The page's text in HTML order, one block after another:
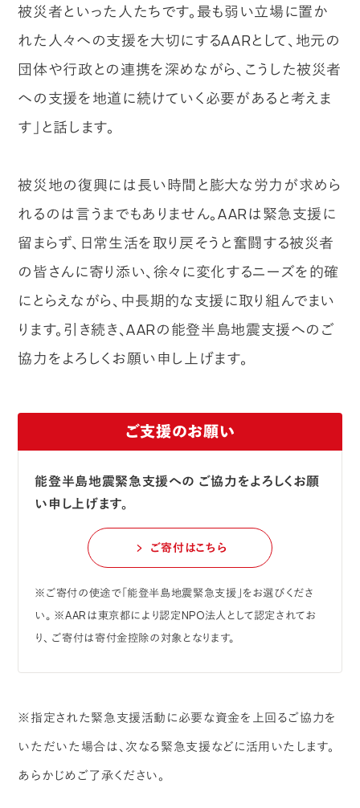
被災者といった人たちです。最も弱い立場に置か
れた人々への支援を大切にするAARとして、地元の
団体や行政との連携を深めながら、こうした被災者
への支援を地道に続けていく必要があると考えま
す」と話します。
被災地の復興には長い時間と膨大な労力が求めら
れるのは言うまでもありません。AARは緊急支援に
留まらず、日常生活を取り戻そうと奮闘する被災者
の皆さんに寄り添い、徐々に変化するニーズを的確
にとらえながら、中長期的な支援に取り組んでまい
ります。引き続き、AARの能登半島地震支援へのご
協力をよろしくお願い申し上げます。
ご支援のお願い
能登半島地震緊急支援への ご協力をよろしくお願
い申し上げます。
ご寄付はこちら
※ご寄付の使途で「能登半島地震緊急支援」をお選びくださ
い。 ※AARは東京都により認定NPO法人として認定されてお
り、 ご寄付は寄付金控除の対象となります。
※指定された緊急支援活動に必要な資金を上回るご協力を
いただいた場合は、次なる緊急支援などに活用いたします。
あらかじめご了承ください。